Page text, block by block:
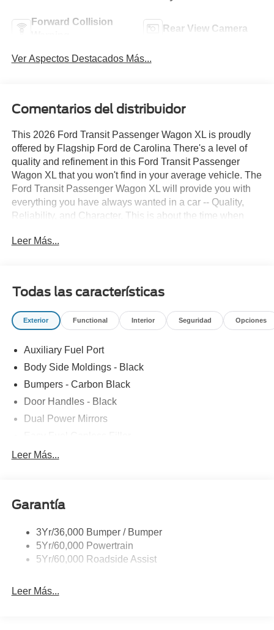
Forward Collision
Rear View Camera
Ver Aspectos Destacados Más...
Comentarios del distribuidor
This 2026 Ford Transit Passenger Wagon XL is proudly
offered by Flagship Ford de Carolina There's a level of
quality and refinement in this Ford Transit Passenger
Wagon XL that you won't find in your average vehicle. The
Ford Transit Passenger Wagon XL will provide you with
everything you have always wanted in a car -- Quality,
Reliability, and Character. This is about the time when
one's to tell you, it is absolutely true. Based on the superb
Leer Más...
Todas las características
Exterior Functional Interior Seguridad Opciones
Auxiliary Fuel Port
Body Side Moldings - Black
Bumpers - Carbon Black
Door Handles - Black
Dual Power Mirrors
Glass - Solar-Tinted
Wipers - Rain-Sensing
Leer Más...
Garantía
3Yr/36,000 Bumper / Bumper
5Yr/60,000 Powertrain
5Yr/60,000 Roadside Assist
Leer Más...